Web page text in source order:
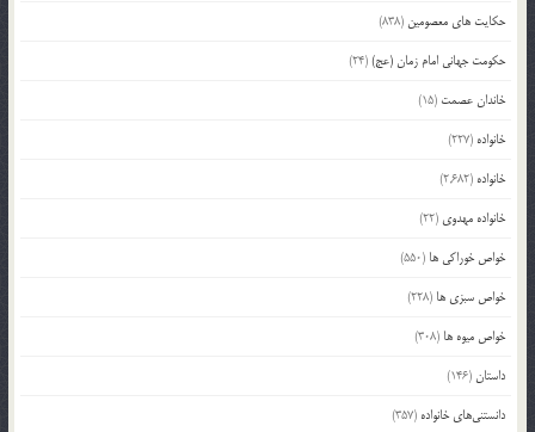
حکایت های معصومین (838)
حکومت جهانی امام زمان (عج)(24)
خاندان عصمت (15)
خانواده (227)
خانواده (2,682)
خانواده مهدوی (22)
خواص خوراکی ها (550)
خواص سبزی ها (228)
خواص میوه ها (308)
داستان(146)
دانستنی‌های خانواده (357)